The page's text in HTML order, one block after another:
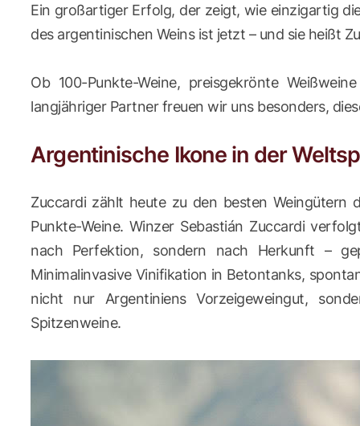
Ein großartiger Erfolg, der zeigt, wie einzigartig
des argentinischen Weins ist jetzt – und sie heißt
Ob 100-Punkte-Weine, preisgekrönte
langjähriger Partner freuen wir uns besonders,
Argentinische Ikone in der
Zuccardi zählt heute zu den besten Weingütern
Punkte-Weine. Winzer Sebastián Zuccardi
nach Perfektion, sondern nach Herkunft –
Minimalinvasive Vinifikation in Betontanks,
nicht nur Argentiniens Vorzeigeweingut,
Spitzenweine.